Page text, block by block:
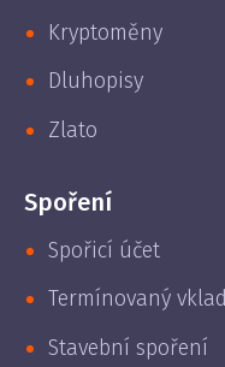
Kryptoměny
Dluhopisy
Zlato
Spoření
Spořicí účet
Termínovaný vklad
Stavební spoření